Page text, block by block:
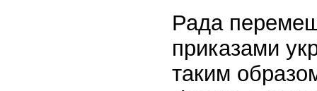
Рада
приказами
таким